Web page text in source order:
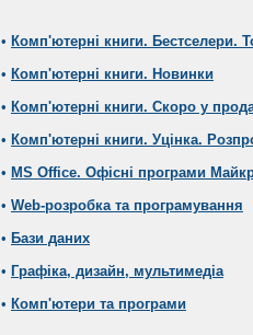
• Комп'ютерні книги. Бестселери.
• Комп'ютерні книги. Новинки
• Комп'ютерні книги. Скоро у
• Комп'ютерні книги. Уцінка.
• MS Office. Офісні програми
• Web-розробка та програмування
• Бази даних
• Графіка, дизайн, мультимедіа
• Комп'ютери та програми